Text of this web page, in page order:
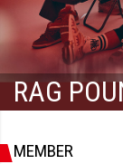
RAG
MEMBER